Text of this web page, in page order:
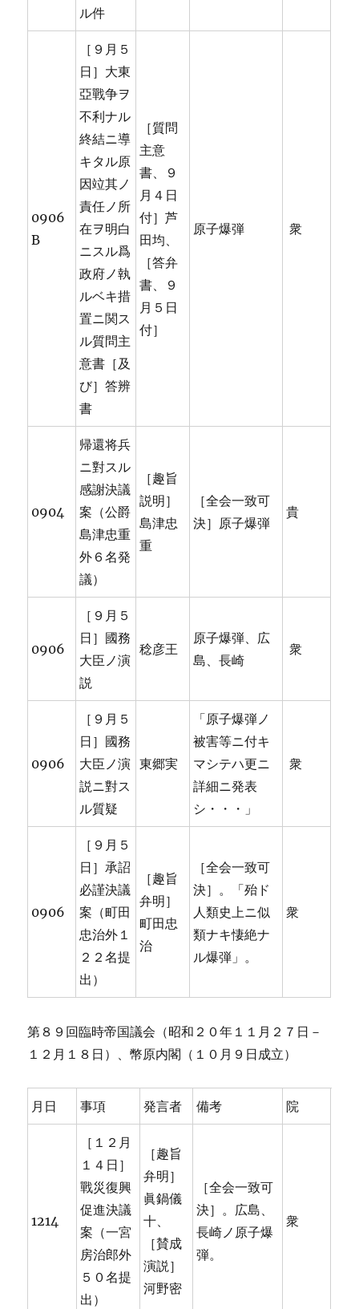
ル件
0906
B
［９月５
日］大東
亞戰争ヲ
不利ナル
終結ニ導
キタル原
因竝其ノ
責任ノ所
在ヲ明白
ニスル爲
政府ノ執
ルベキ措
置ニ関ス
ル質問主
意書［及
び］答辨
書
［質問
主意
書、９
月４日
付］芦
田均、
［答弁
書、９
月５日
付］
原子爆弾 衆
0904
帰還将兵
ニ對スル
感謝決議
案（公爵
島津忠重
外６名発
議）
［趣旨
説明］
島津忠
重
［全会一致可
決］原子爆弾
貴
0906
［９月５
日］國務
大臣ノ演
説
稔彦王
原子爆弾、広
島、長崎
衆
0906
［９月５
日］國務
大臣ノ演
説ニ對ス
ル質疑
東郷実
「原子爆弾ノ
被害等ニ付キ
マシテハ更ニ
詳細ニ発表
シ・・・」
衆
0906
［９月５
日］承詔
必謹決議
案（町田
忠治外１
２２名提
出）
［趣旨
弁明］
町田忠
治
［全会一致可
決］。「殆ド
人類史上ニ似
類ナキ悽絶ナ
ル爆弾」。
衆
第８９回臨時帝国議会（昭和２０年１１月２７日－
１２月１８日）、幣原内閣（１０月９日成立）
月日 事項 発言者 備考 院
1214
［１２月
１４日］
戰災復興
促進決議
案（一宮
房治郎外
５０名提
出）
［趣旨
弁明］
眞鍋儀
十、
［賛成
演説］
河野密
［全会一致可
決］。広島、
長崎ノ原子爆
弾。
衆